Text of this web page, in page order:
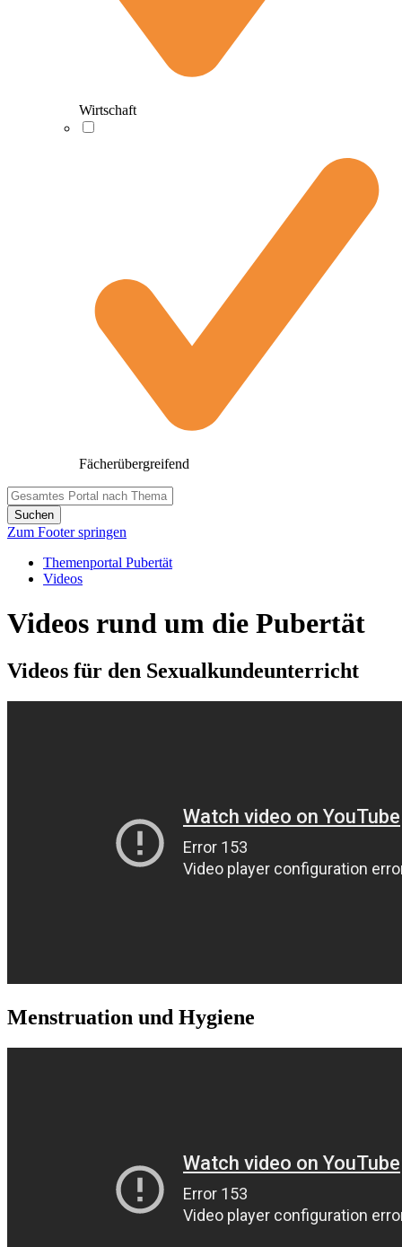
Wirtschaft
Fächerübergreifend
Zum Footer springen
Themenportal Pubertät
Videos
Videos rund um die Pubertät
Videos für den Sexualkundeunterricht
Menstruation und Hygiene